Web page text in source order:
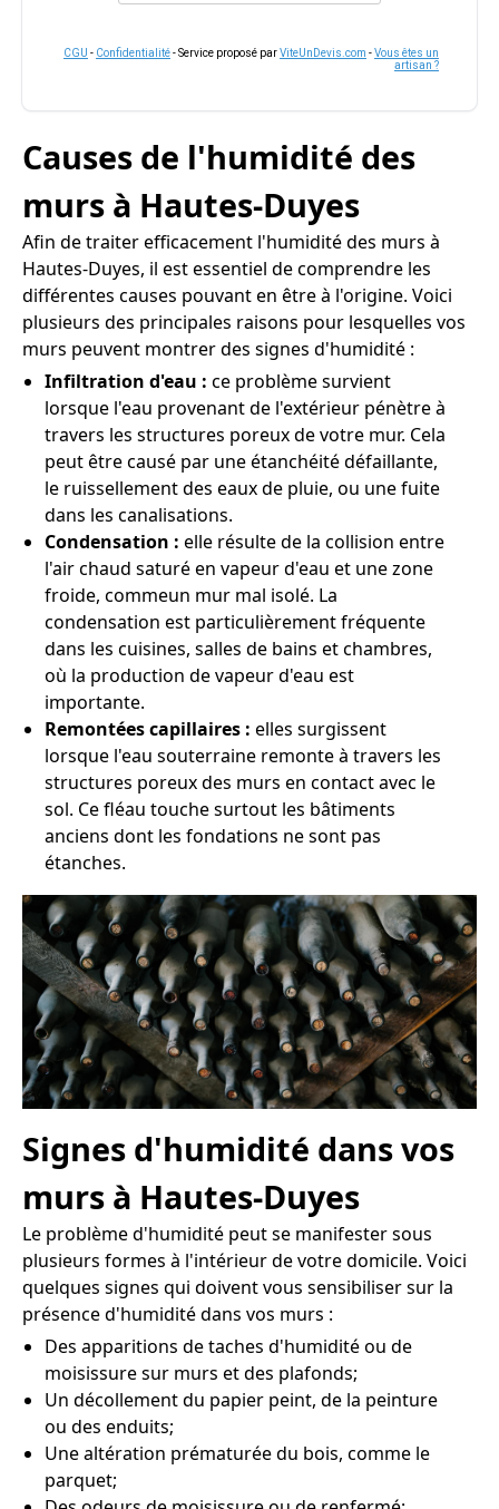
CGU - Confidentialité- Service proposé parViteUnDevis.com -Vous êtes un
artisan ?
Causes de l'humidité des
murs à Hautes-Duyes
Afin de traiter efficacement l'humidité des murs à
Hautes-Duyes, il est essentiel de comprendre les
différentes causes pouvant en être à l'origine. Voici
plusieurs des principales raisons pour lesquelles vos
murs peuvent montrer des signes d'humidité :
Infiltration d'eau : ce problème survient
lorsque l'eau provenant de l'extérieur pénètre à
travers les structures poreux de votre mur. Cela
peut être causé par une étanchéité défaillante,
le ruissellement des eaux de pluie, ou une fuite
dans les canalisations.
Condensation : elle résulte de la collision entre
l'air chaud saturé en vapeur d'eau et une zone
froide, commeun mur mal isolé. La
condensation est particulièrement fréquente
dans les cuisines, salles de bains et chambres,
où la production de vapeur d'eau est
importante.
Remontées capillaires : elles surgissent
lorsque l'eau souterraine remonte à travers les
structures poreux des murs en contact avec le
sol. Ce fléau touche surtout les bâtiments
anciens dont les fondations ne sont pas
étanches.
Signes d'humidité dans vos
murs à Hautes-Duyes
Le problème d'humidité peut se manifester sous
plusieurs formes à l'intérieur de votre domicile. Voici
quelques signes qui doivent vous sensibiliser sur la
présence d'humidité dans vos murs :
Des apparitions de taches d'humidité ou de
moisissure sur murs et des plafonds;
Un décollement du papier peint, de la peinture
ou des enduits;
Une altération prématurée du bois, comme le
parquet;